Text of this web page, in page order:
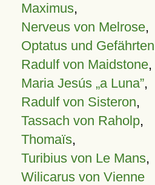
Maximus,
Nerveus von Melrose,
Optatus und Gefährten
Radulf von Maidstone,
Maria Jesús „a Luna”,
Radulf von Sisteron,
Tassach von Raholp,
Thomaïs,
Turibius von Le Mans,
Wilicarus von Vienne